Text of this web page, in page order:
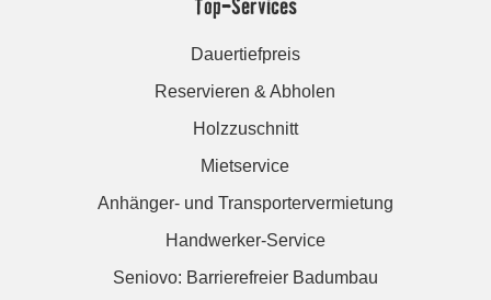
Dauertiefpreis
Reservieren & Abholen
Holzzuschnitt
Mietservice
Anhänger- und Transportervermietung
Handwerker-Service
Seniovo: Barrierefreier Badumbau